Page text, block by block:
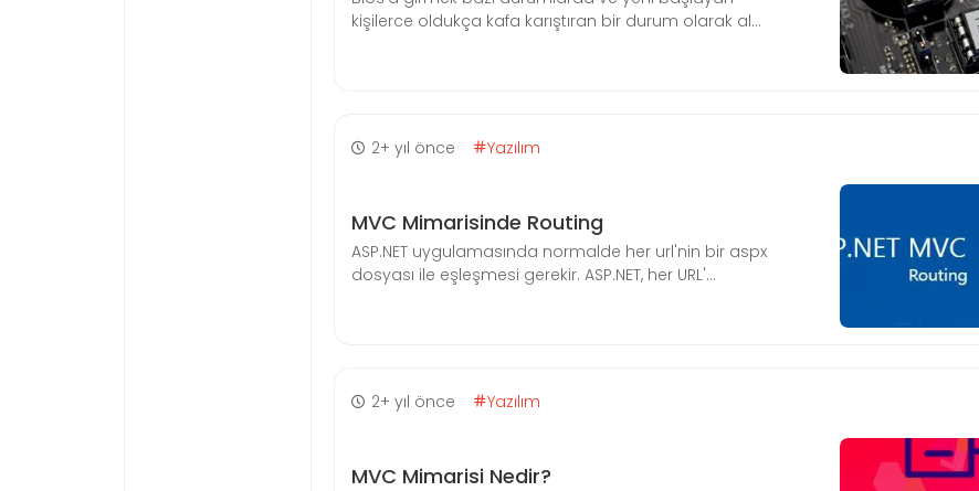
kişilerce oldukça kafa karıştıran bir durum olarak al...
2+ yıl önce Yazılım
MVC Mimarisinde Routing
ASP.NET uygulamasında normalde her url'nin bir aspx
dosyası ile eşleşmesi gerekir. ASP.NET, her URL'...
2+ yıl önce Yazılım
MVC Mimarisi Nedir?